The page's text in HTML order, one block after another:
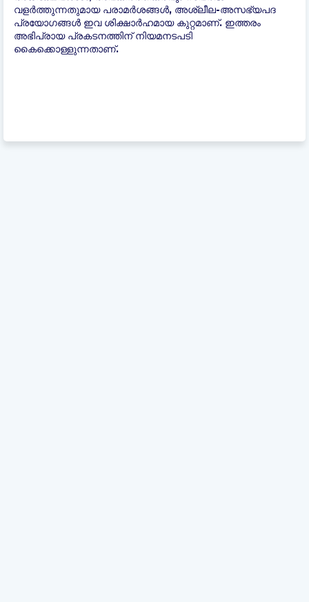
വളർത്തുന്നതുമായ പരാമർശങ്ങൾ, അശ്ലീല-അസഭ്യപദ
പ്രയോഗങ്ങൾ ഇവ ശിക്ഷാർഹമായ കുറ്റമാണ്. ഇത്തരം
അഭിപ്രായ പ്രകടനത്തിന് നിയമനടപടി
കൈക്കൊള്ളുന്നതാണ്.